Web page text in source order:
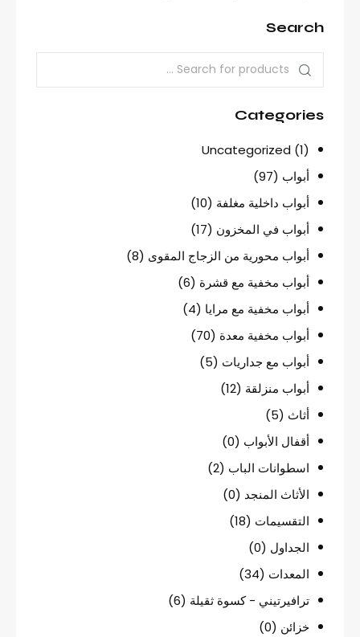
Search
Categories
Uncategorized (1)
أبواب
أبواب داخلية مغلفة
أبواب في المخزون
أبواب محورية من الزجاج المقوى
أبواب مخفية مع قشرة
أبواب مخفية مع مرايا
أبواب مخفية معدة
أبواب مع جداريات
أبواب منزلقة
أثاث
أقفال الأبواب
اسطوانات الباب
الأثاث المنجد
التقسيمات
الجداول
المعدات
ترافيرتيني - كسوة ثقيلة
خزائن